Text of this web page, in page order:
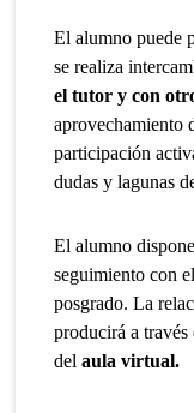
El alumno puede
se realiza
el tutor y con
aprovechamiento
participación
dudas y lagunas
El alumno
seguimiento con
posgrado. La
producirá a
delaula virtual.